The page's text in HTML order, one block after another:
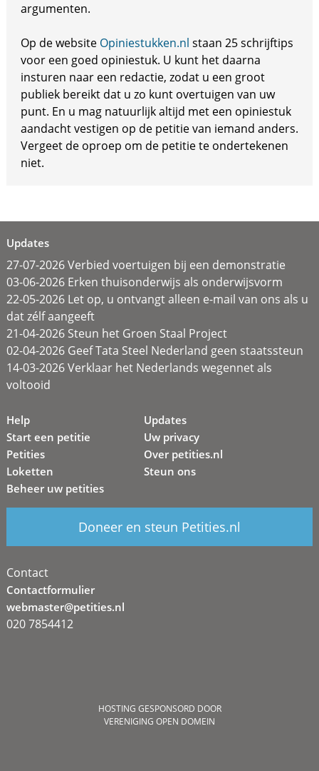
argumenten.
Op de website Opiniestukken.nl staan 25 schrijftips
voor een goed opiniestuk. U kunt het daarna
insturen naar een redactie, zodat u een groot
publiek bereikt dat u zo kunt overtuigen van uw
punt. En u mag natuurlijk altijd met een opiniestuk
aandacht vestigen op de petitie van iemand anders.
Vergeet de oproep om de petitie te ondertekenen
niet.
Updates
27-07-2026 Verbied voertuigen bij een demonstratie
03-06-2026 Erken thuisonderwijs als onderwijsvorm
22-05-2026 Let op, u ontvangt alleen e-mail van ons als u
dat zélf aangeeft
21-04-2026 Steun het Groen Staal Project
02-04-2026 Geef Tata Steel Nederland geen staatssteun
14-03-2026 Verklaar het Nederlands wegennet als
voltooid
Help
Start een petitie
Petities
Loketten
Beheer uw petities
Updates
Uw privacy
Over petities.nl
Steun ons
Doneer en steun Petities.nl
Contact
Contactformulier
webmaster@petities.nl
020 7854412
HOSTING GESPONSORD DOOR
VERENIGING OPEN DOMEIN